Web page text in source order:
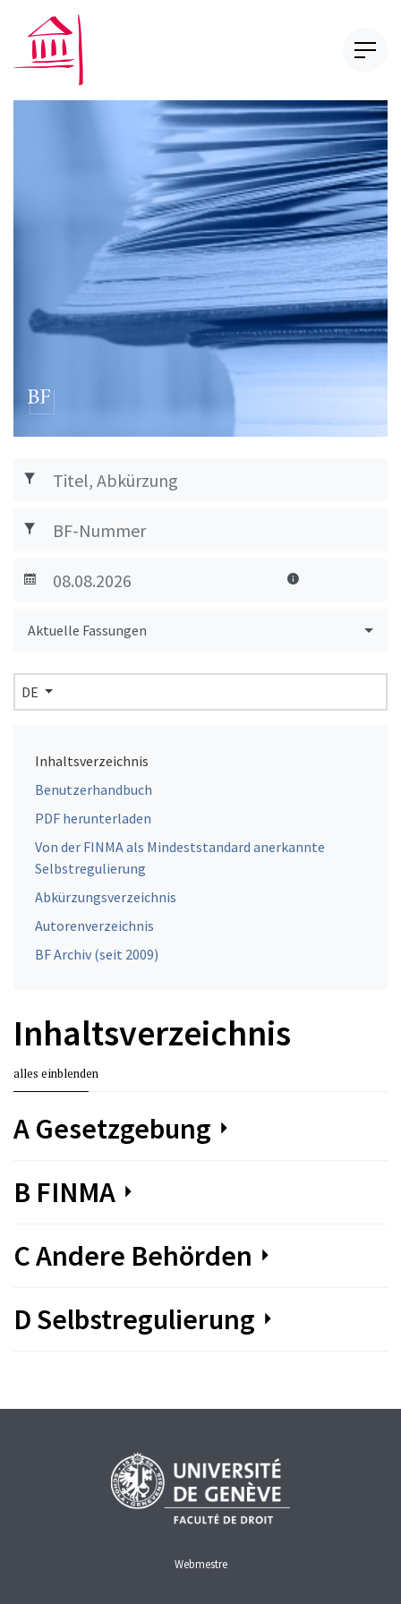
Aktuelle Fassungen
Inhaltsverzeichnis
alles einblenden
A Gesetzgebung
B FINMA
C Andere Behörden
D Selbstregulierung
DE
Inhaltsverzeichnis
Benutzerhandbuch
PDF herunterladen
Von der FINMA als Mindeststandard anerkannte
Selbstregulierung
Abkürzungsverzeichnis
Autorenverzeichnis
BF Archiv (seit 2009)
Webmestre